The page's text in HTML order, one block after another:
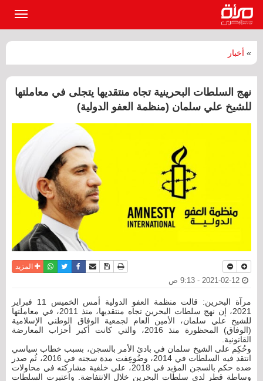
» أخبار
نهج السلطات البحرينية تجاه منتقديها يتجلى في معاملتها
للشيخ علي سلمان (منظمة العفو الدولية)
نسخة للطباعة
حفظ الموضوع
أرسل الى صديق
فيسبوكتويترواتسابالمزيد
مرآة البحرين: قالت منظمة العفو الدولية أمس الخميس 11 فبراير
2021، إن نهج سلطات البحرين تجاه منتقديها، منذ 2011، في معاملتها
للشيخ علي سلمان، الأمين العام لجمعية الوفاق الوطني الإسلامية
(الوفاق) المحظورة منذ 2016، والتي كانت أكبر أحزاب المعارضة
القانونية.
وحُكِم على الشيخ سلمان في بادئ الأمر بالسجن، بسبب خطاب سياسي
انتقد فيه السلطات في 2014، وضُوعِفت مدة سجنه في 2016، ثُم صدر
ضده حكم بالسجن المؤبد في 2018، على خلفية مشاركته في محاولات
وساطة قطر لدى سلطات البحرين خلال الانتفاضة. واعتبرت السلطات